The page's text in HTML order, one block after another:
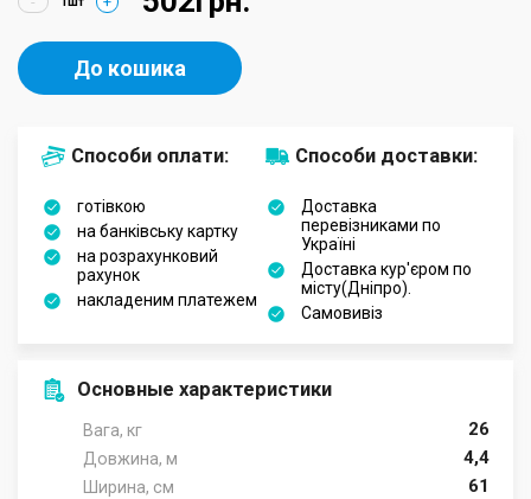
До кошика
Способи оплати:
готівкою
на банківську картку
на розрахунковий
рахунок
накладеним платежем
Способи доставки:
Доставка
перевізниками по
Україні
Доставка кур'єром по
місту(Дніпро).
Самовивіз
Основные характеристики
Вага, кг 26
Довжина, м 4,4
Ширина, cм 61